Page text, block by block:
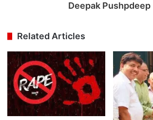
Deepak Pushpdeep
Related Articles